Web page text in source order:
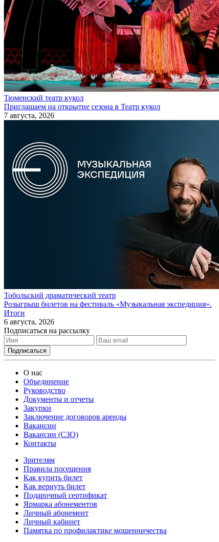
Тюменский театр кукол
Приглашаем на открытие сезона в Театр кукол
7 августа, 2026
Тобольский драматический театр
Розыгрыш билетов на фестиваль «Музыкальная экспедиция».
Итоги
6 августа, 2026
Подписаться на рассылку
О нас
Объединение
Руководство
Документы и отчеты
Закупки
Заключение договоров аренды
Вакансии
Вакансии (СЗО)
Контакты
Зрителям
Правила посещения
Как купить билет
Как вернуть билет
Подарочный сертификат
Ярмарка абонементов
Личный абонемент
Личный кабинет
Памятка по профилактике мошенничества